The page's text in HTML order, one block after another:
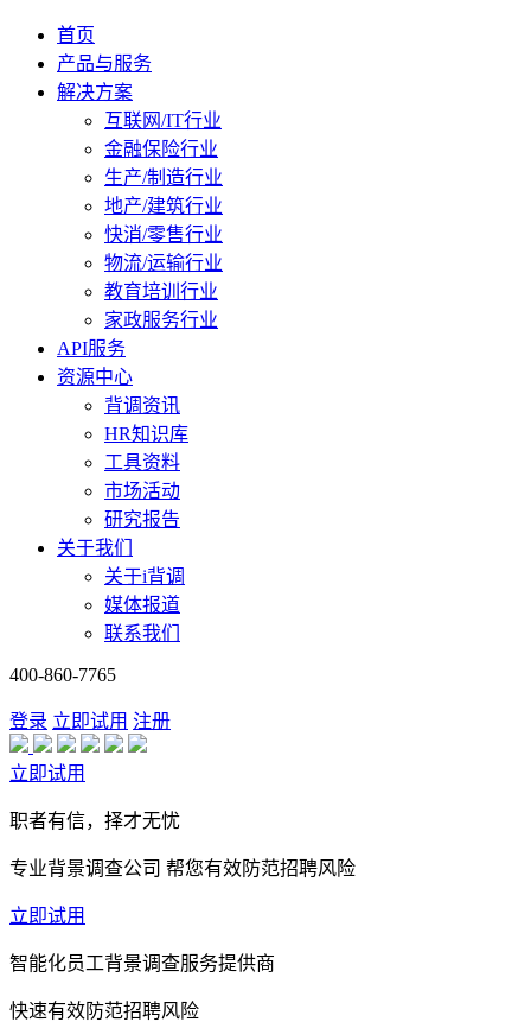
首页
产品与服务
解决方案
互联网/IT行业
金融保险行业
生产/制造行业
地产/建筑行业
快消/零售行业
物流/运输行业
教育培训行业
家政服务行业
API服务
资源中心
背调资讯
HR知识库
工具资料
市场活动
研究报告
关于我们
关于i背调
媒体报道
联系我们
400-860-7765
登录 立即试用 注册
立即试用
职者有信，择才无忧
专业背景调查公司 帮您有效防范招聘风险
立即试用
智能化员工背景调查服务提供商
快速有效防范招聘风险